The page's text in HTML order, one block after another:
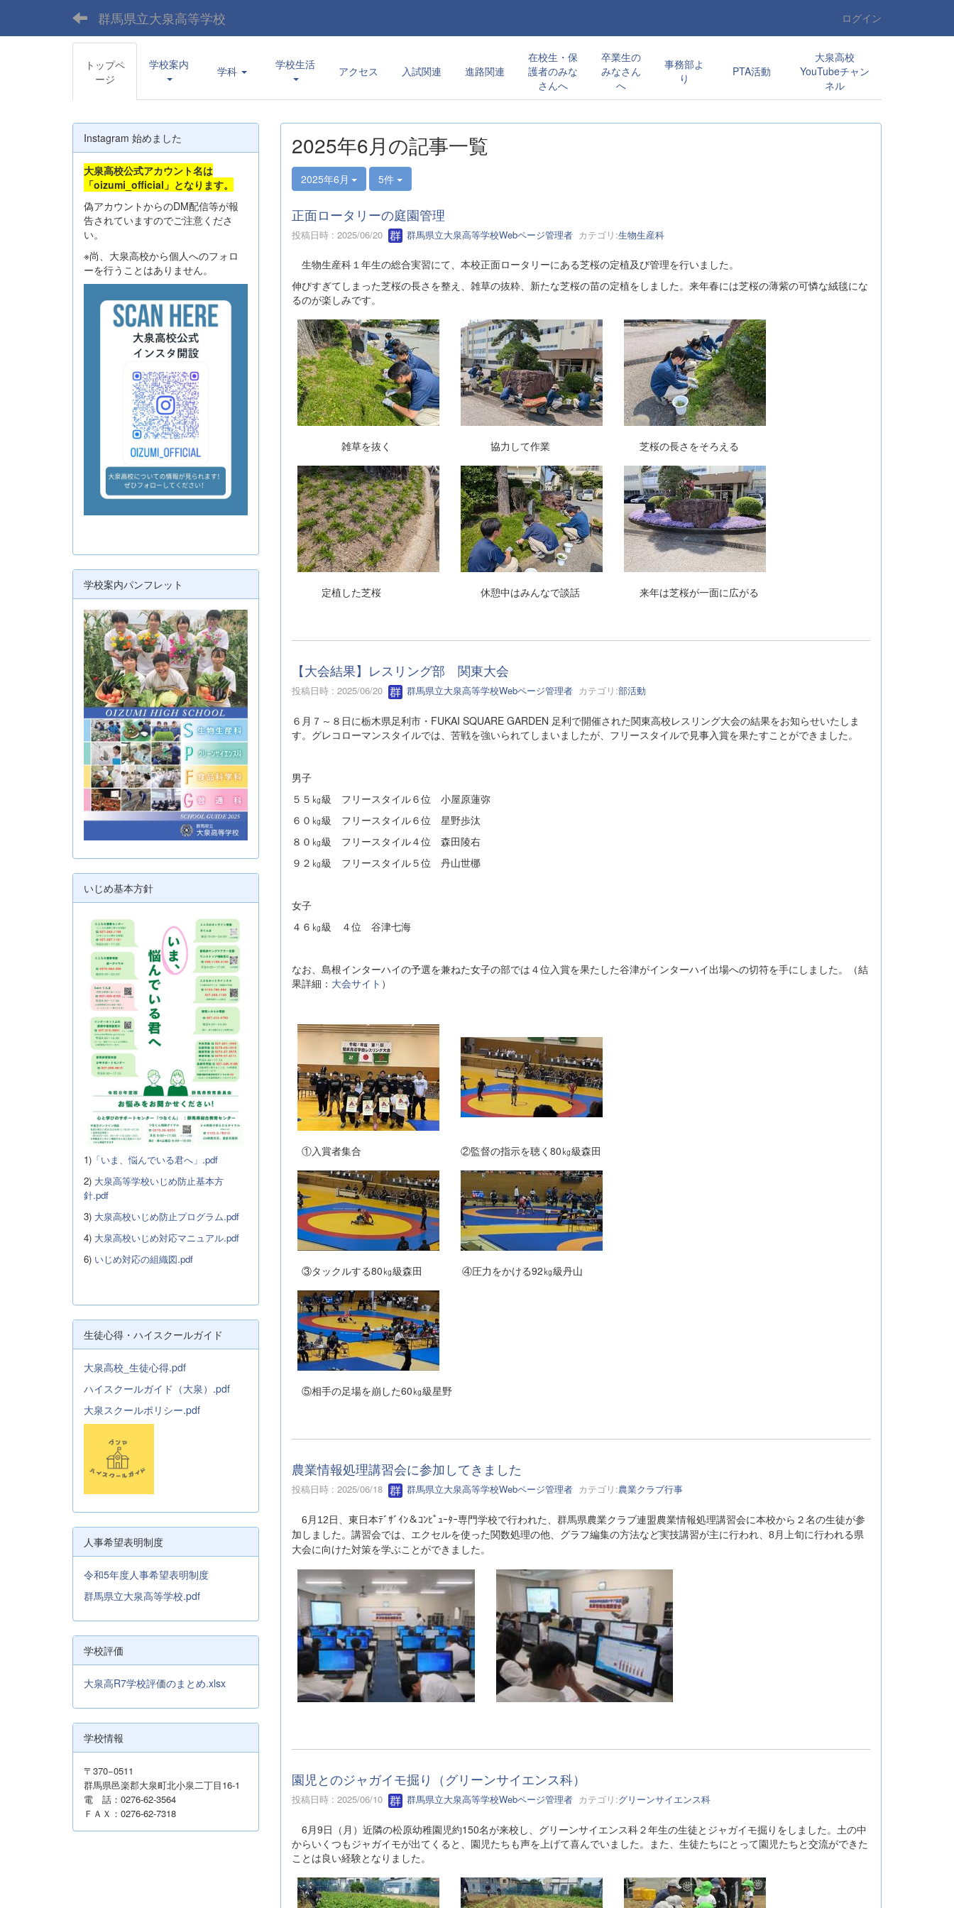
群馬県立大泉高等学校 ログイン
トップペ
ージ
学校案内 学科 学校生活 アクセス 入試関連 進路関連
在校生・保
護者のみな
さんへ
卒業生の
みなさん
へ
事務部よ
り
PTA活動
大泉高校
YouTubeチャン
ネル
2025年6月の記事一覧
2025年6月 5件
正面ロータリーの庭園管理
投稿日時 : 2025/06/20 群馬県立大泉高等学校Webページ管理者カテゴリ:生物生産科
生物生産科１年生の総合実習にて、本校正面ロータリーにある芝桜の定植及び管理を行いました。
伸びすぎてしまった芝桜の長さを整え、雑草の抜粋、新たな芝桜の苗の定植をしました。来年春には芝桜の薄紫の可憐な絨毯にな
るのが楽しみです。
雑草を抜く 協力して作業 芝桜の長さをそろえる
定植した芝桜 休憩中はみんなで談話 来年は芝桜が一面に広がる
【大会結果】レスリング部 関東大会
投稿日時 : 2025/06/20 群馬県立大泉高等学校Webページ管理者カテゴリ:部活動
６月７～８日に栃木県足利市・FUKAI SQUARE GARDEN 足利で開催された関東高校レスリング大会の結果をお知らせいたしま
す。グレコローマンスタイルでは、苦戦を強いられてしまいましたが、フリースタイルで見事入賞を果たすことができました。
男子
５５㎏級 フリースタイル６位 小屋原蓮弥
６０㎏級 フリースタイル６位 星野歩汰
８０㎏級 フリースタイル４位 森田陵右
９２㎏級 フリースタイル５位 丹山世梛
女子
４６㎏級 ４位 谷津七海
なお、島根インターハイの予選を兼ねた女子の部では４位入賞を果たした谷津がインターハイ出場への切符を手にしました。（結
果詳細： 大会サイト ）
①入賞者集合 ②監督の指示を聴く80㎏級森田
③タックルする80㎏級森田 ④圧力をかける92㎏級丹山
⑤相手の足場を崩した60㎏級星野
農業情報処理講習会に参加してきました
投稿日時 : 2025/06/18 群馬県立大泉高等学校Webページ管理者カテゴリ:農業クラブ行事
6月12日、東日本ﾃﾞｻﾞｲﾝ＆ｺﾝﾋﾟｭｰﾀｰ専門学校で行われた、群馬県農業クラブ連盟農業情報処理講習会に本校から２名の生徒が参
加しました。講習会では、エクセルを使った関数処理の他、グラフ編集の方法など実技講習が主に行われ、8月上旬に行われる県
大会に向けた対策を学ぶことができました。
園児とのジャガイモ掘り（グリーンサイエンス科）
投稿日時 : 2025/06/10 群馬県立大泉高等学校Webページ管理者カテゴリ:グリーンサイエンス科
6月9日（月）近隣の松原幼稚園児約150名が来校し、グリーンサイエンス科２年生の生徒とジャガイモ掘りをしました。土の中
からいくつもジャガイモが出てくると、園児たちも声を上げて喜んでいました。また、生徒たちにとって園児たちと交流ができた
ことは良い経験となりました。
Instagram 始めました
大泉高校公式アカウント名は
「oizumi_official」となります。
偽アカウントからのDM配信等が報
告されていますのでご注意くださ
い。
※尚、大泉高校から個人へのフォロ
ーを行うことはありません。
学校案内パンフレット
いじめ基本方針
1) 「いま、悩んでいる君へ」.pdf
2) 大泉高等学校いじめ防止基本方
針.pdf
3) 大泉高校いじめ防止プログラム.pdf
4) 大泉高校いじめ対応マニュアル.pdf
6) いじめ対応の組織図.pdf
生徒心得・ハイスクールガイド
大泉高校_生徒心得.pdf
ハイスクールガイド（大泉）.pdf
大泉スクールポリシー.pdf
人事希望表明制度
令和5年度人事希望表明制度
群馬県立大泉高等学校.pdf
学校評価
大泉高R7学校評価のまとめ.xlsx
学校情報
〒370−0511
群馬県邑楽郡大泉町北小泉二丁目16-1
電 話：0276-62-3564
ＦＡＸ：0276-62-7318